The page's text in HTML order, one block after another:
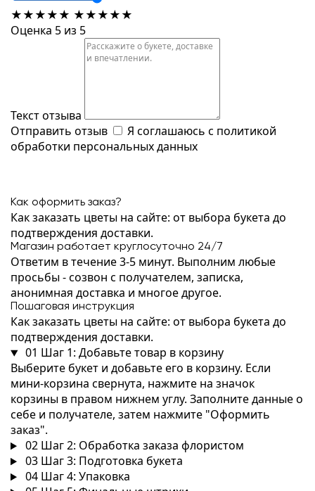
★★★★★ ★★★★★
Оценка 5 из 5
Текст отзыва
Отправить отзыв
Я соглашаюсь с политикой
обработки персональных данных
Как оформить заказ?
Как заказать цветы на сайте: от выбора букета до
подтверждения доставки.
Магазин работает круглосуточно 24/7
Ответим в течение 3-5 минут. Выполним любые
просьбы - созвон с получателем, записка,
анонимная доставка и многое другое.
Пошаговая инструкция
Как заказать цветы на сайте: от выбора букета до
подтверждения доставки.
01 Шаг 1: Добавьте товар в корзину
Выберите букет и добавьте его в корзину. Если
мини-корзина свернута, нажмите на значок
корзины в правом нижнем углу. Заполните данные о
себе и получателе, затем нажмите "Оформить
заказ".
02 Шаг 2: Обработка заказа флористом
03 Шаг 3: Подготовка букета
04 Шаг 4: Упаковка